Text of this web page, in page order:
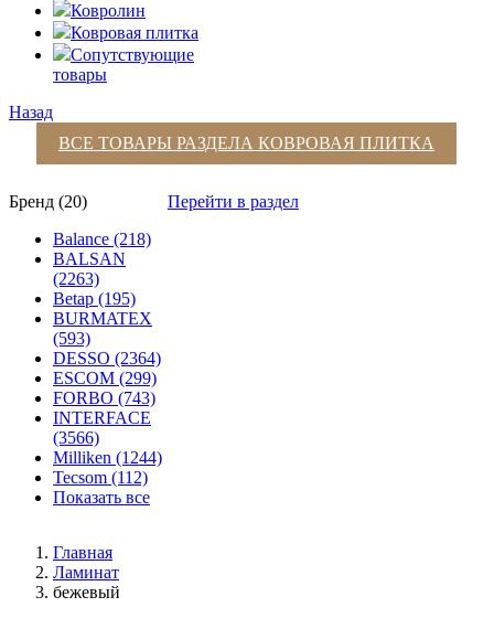
Ковролин
Ковровая плитка
Сопутствующие
товары
Назад
ВСЕ ТОВАРЫ РАЗДЕЛА КОВРОВАЯ ПЛИТКА
Бренд (20)
Balance (218)
BALSAN
(2263)
Betap (195)
BURMATEX
(593)
DESSO (2364)
ESCOM (299)
FORBO (743)
INTERFACE
(3566)
Milliken (1244)
Tecsom (112)
Показать все
Перейти в раздел
Главная
Ламинат
бежевый